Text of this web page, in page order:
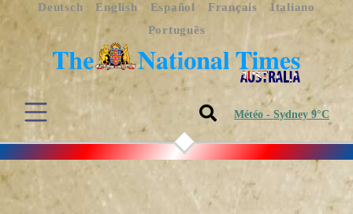
Deutsch English Español Français
Italiano
Português
Météo - Sydney 9°C